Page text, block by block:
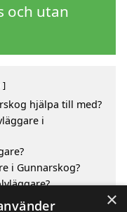
och utan
hjälpa till med?
i
i Gunnarskog?
i Gunnarskog
×